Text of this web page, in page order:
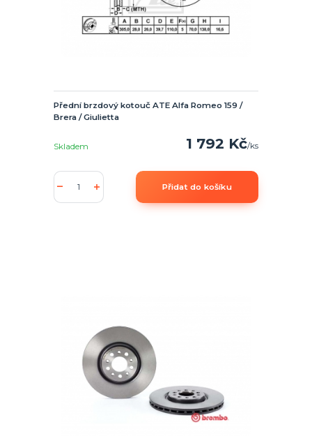
Přední brzdový kotouč ATE Alfa Romeo 159 /
Brera / Giulietta
1 792 Kč/ks
Skladem
Přidat do košíku